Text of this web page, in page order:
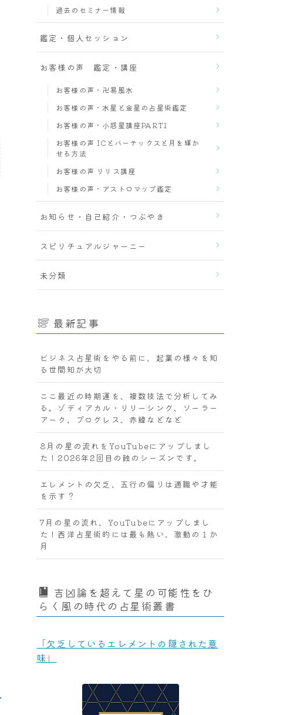
過去のセミナー情報
鑑定・個人セッション
お客様の声 鑑定・講座
お客様の声・卍易風水
お客様の声・水星と金星の占星術鑑定
お客様の声・小惑星講座PART1
お客様の声 ICとバーテックスと月を輝か
せる方法
お客様の声 リリス講座
お客様の声・アストロマップ鑑定
お知らせ・自己紹介・つぶやき
スピリチュアルジャーニー
未分類
最新記事
ビジネス占星術をやる前に、起業の様々を知
る世間知が大切
ここ最近の時期運を、複数技法で分析してみ
る。ゾディアカル・リリーシング、ソーラー
アーク、プログレス、赤緯などなど
8月の星の流れをYouTubeにアップしまし
た！2026年2回目の蝕のシーズンです。
エレメントの欠乏、五行の偏りは適職や才能
を示す？
7月の星の流れ、YouTubeにアップしまし
た！西洋占星術的には最も熱い、激動の１か
月
吉凶論を超えて星の可能性をひ
らく風の時代の占星術叢書
「欠乏しているエレメントの隠された意
味」